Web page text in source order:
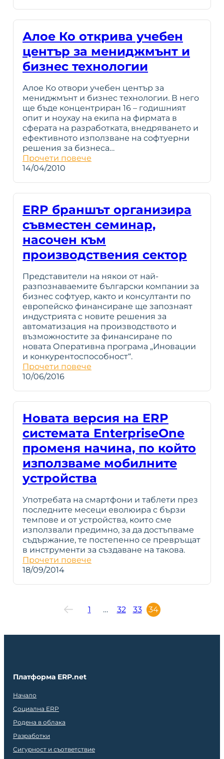
Алое Ко открива учебен
център за мениджмънт и
бизнес технологии
Алое Ко отвори учебен център за
мениджмънт и бизнес технологии. В него
ще бъде концентриран 16 – годишният
опит и ноухау на екипа на фирмата в
сферата на разработката, внедряването и
ефективното използване на софтуерни
решения за бизнеса…
Прочети повече
14/04/2010
ERP браншът организира
съвместен семинар,
насочен към
производствения сектор
Представители на някои от най-
разпознаваемите български компании за
бизнес софтуер, както и консултанти по
европейско финансиране ще запознаят
индустрията с новите решения за
автоматизация на производството и
възможностите за финансиране по
новата Оперативна програма „Иновации
и конкурентоспособност“.
Прочети повече
10/06/2016
Новата версия на ERP
системата EnterpriseOne
променя начина, по който
използваме мобилните
устройства
Употребата на смартфони и таблети през
последните месеци еволюира с бързи
темпове и от устройства, които сме
използвали предимно, за да достъпваме
съдържание, те постепенно се превръщат
в инструменти за създаване на такова.
Прочети повече
18/09/2014
1 … 32 33 34
Платформа ERP.net
Начало
Социална ERP
Родена в облака
Разработки
Сигурност и съответствие